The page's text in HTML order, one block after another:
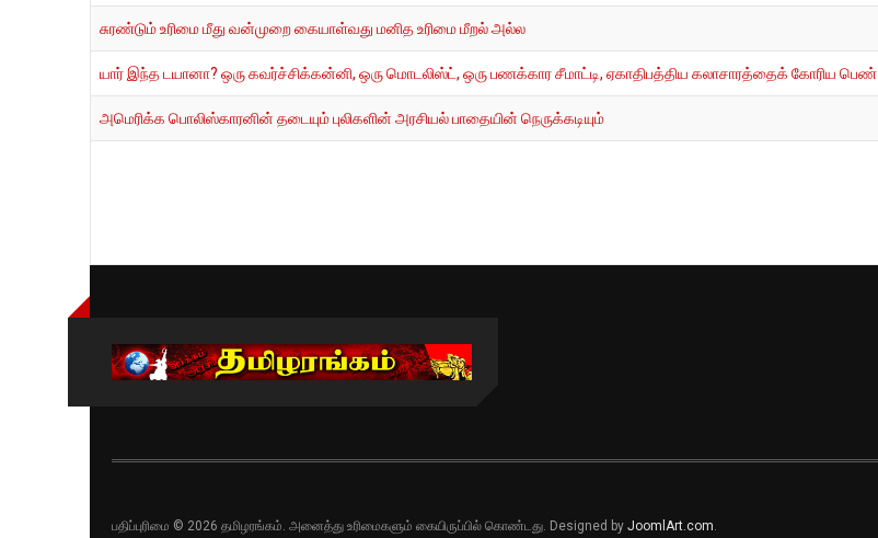
சுரண்டும் உரிமை மீது வன்முறை கையாள்வது மனித உரிமை மீறல் அல்ல
யார் இந்த டயானா? ஒரு கவர்ச்சிக்கன்னி, ஒரு மொடலிஸ்ட், ஒரு பணக்கார சீமாட்டி, ஏகாதிபத்திய கலாசாரத்தைக் கோரிய பெண்
அமெரிக்க பொலிஸ்காரனின் தடையும் புலிகளின் அரசியல் பாதையின் நெருக்கடியும்
பதிப்புரிமை © 2026 தமிழரங்கம். அனைத்து உரிமைகளும் கையிருப்பில் கொண்டது. Designed by JoomlArt.com.